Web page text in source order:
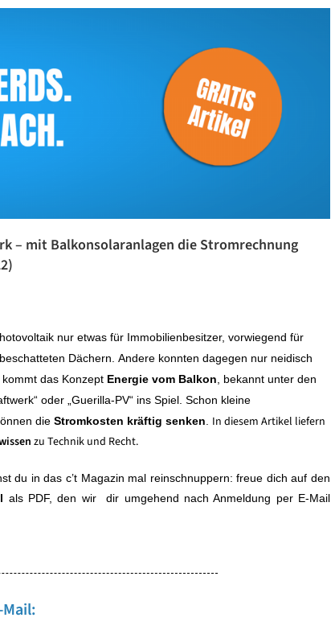
– mit Balkonsolaranlagen die Stromrechnung
nur etwas für Immobilienbesitzer, vorwiegend für
Dächern. Andere konnten dagegen nur neidisch
das Konzept Energie vom Balkon, bekannt unter den
oder „Guerilla-PV“ ins Spiel. Schon kleine
die Stromkosten kräftig senken. In diesem Artikel liefern
zu Technik und Recht.
du in das c’t Magazin mal reinschnuppern: freue dich auf den
als PDF, den wir dir umgehend nach Anmeldung per E-Mail